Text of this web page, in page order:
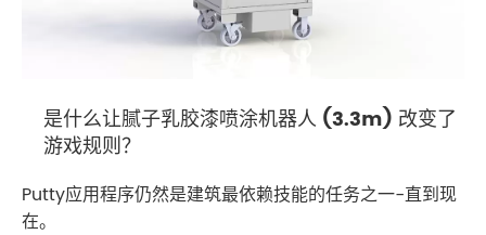
是什么让腻子乳胶漆喷涂机器人 (3.3m) 改变了
游戏规则？
Putty应用程序仍然是建筑最依赖技能的任务之一-直到现
在。